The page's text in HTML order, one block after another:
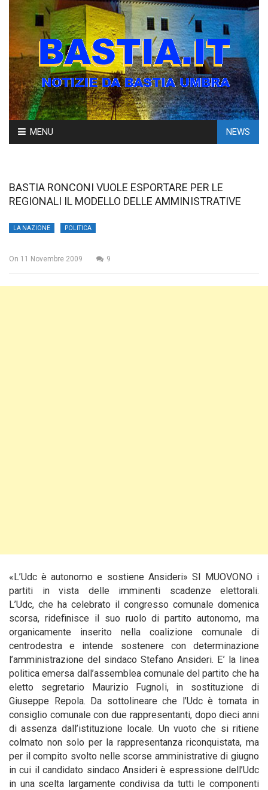
Skip
to
MENU NEWS
BASTIA RONCONI VUOLE ESPORTARE PER LE
REGIONALI IL MODELLO DELLE AMMINISTRATIVE
LA NAZIONE POLITICA
On 11 Novembre 2009 9
«L’Udc è autonomo e sostiene Ansideri» SI MUOVONO i
partiti in vista delle imminenti scadenze elettorali.
L’Udc, che ha celebrato il congresso comunale domenica
scorsa, ridefinisce il suo ruolo di partito autonomo, ma
organicamente inserito nella coalizione comunale di
centrodestra e intende sostenere con determinazione
l’amministrazione del sindaco Stefano Ansideri. E’ la linea
politica emersa dall’assemblea comunale del partito che ha
eletto segretario Maurizio Fugnoli, in sostituzione di
Giuseppe Repola. Da sottolineare che l’Udc è tornata in
consiglio comunale con due rappresentanti, dopo dieci anni
di assenza dall’istituzione locale. Un vuoto che si ritiene
colmato non solo per la rappresentanza riconquistata, ma
per il compito svolto nelle scorse amministrative di giugno
in cui il candidato sindaco Ansideri è espressione dell’Udc
in una scelta largamente condivisa da tutti le componenti